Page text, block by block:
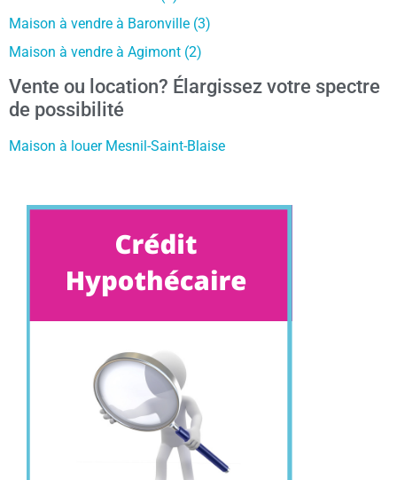
Maison à vendre à Baronville (3)
Maison à vendre à Agimont (2)
Vente ou location? Élargissez votre spectre
de possibilité
Maison à louer Mesnil-Saint-Blaise